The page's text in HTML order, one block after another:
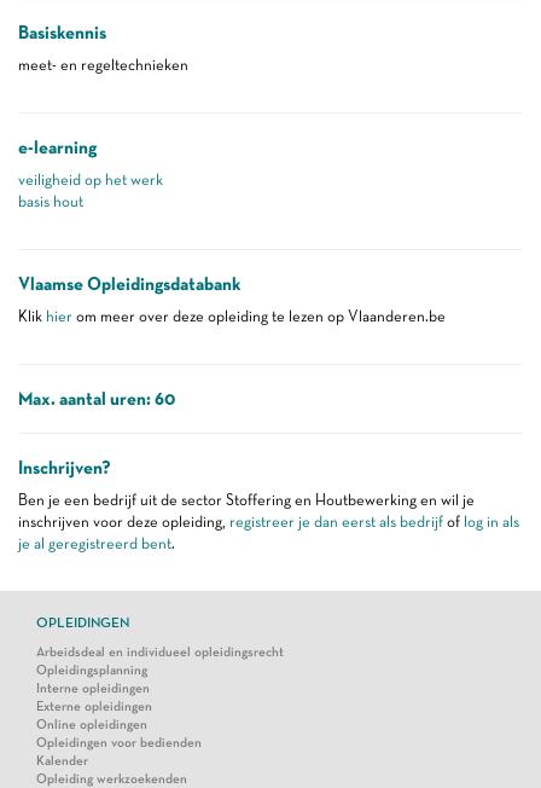
Basiskennis
meet- en regeltechnieken
e-learning
veiligheid op het werk
basis hout
Vlaamse Opleidingsdatabank
Klik hier om meer over deze opleiding te lezen op Vlaanderen.be
Max. aantal uren: 60
Inschrijven?
Ben je een bedrijf uit de sector Stoffering en Houtbewerking en wil je
inschrijven voor deze opleiding, registreer je dan eerst als bedrijf of log in als
je al geregistreerd bent.
OPLEIDINGEN
Arbeidsdeal en individueel opleidingsrecht
Opleidingsplanning
Interne opleidingen
Externe opleidingen
Online opleidingen
Opleidingen voor bedienden
Kalender
Opleiding werkzoekenden